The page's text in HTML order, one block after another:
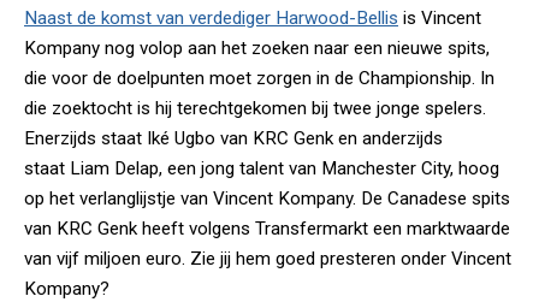
Naast de komst van verdediger Harwood-Bellis is Vincent
Kompany nog volop aan het zoeken naar een nieuwe spits,
die voor de doelpunten moet zorgen in de Championship. In
die zoektocht is hij terechtgekomen bij twee jonge spelers.
Enerzijds staat Iké Ugbo van KRC Genk en anderzijds
staat Liam Delap, een jong talent van Manchester City, hoog
op het verlanglijstje van Vincent Kompany. De Canadese spits
van KRC Genk heeft volgens Transfermarkt een marktwaarde
van vijf miljoen euro. Zie jij hem goed presteren onder Vincent
Kompany?